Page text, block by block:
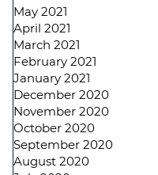
May 2021
April 2021
March 2021
February 2021
January 2021
December 2020
November 2020
October 2020
September 2020
August 2020